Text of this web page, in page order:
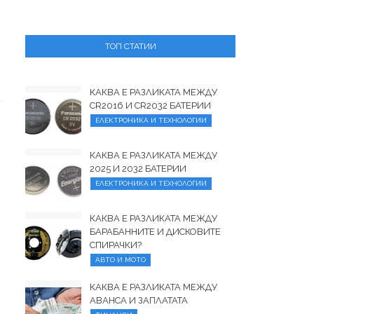
ТОП СТАТИИ
КАКВА Е РАЗЛИКАТА МЕЖДУ
CR2016 И CR2032 БАТЕРИИ
ЕЛЕКТРОНИКА И ТЕХНОЛОГИИ
КАКВА Е РАЗЛИКАТА МЕЖДУ
2025 И 2032 БАТЕРИИ
ЕЛЕКТРОНИКА И ТЕХНОЛОГИИ
КАКВА Е РАЗЛИКАТА МЕЖДУ
БАРАБАННИТЕ И ДИСКОВИТЕ
СПИРАЧКИ?
АВТО И МОТО
КАКВА Е РАЗЛИКАТА МЕЖДУ
АВАНСА И ЗАПЛАТАТА